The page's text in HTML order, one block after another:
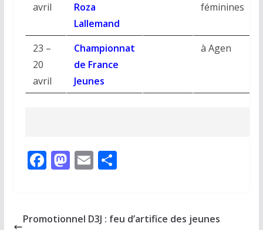
avril
Roza
Lallemand
féminines
23 –
20
avril
Championnat
de France
Jeunes
à Agen
F
b
M
d
E
l
P
g
Promotionnel D3J : feu d’artifice des jeunes